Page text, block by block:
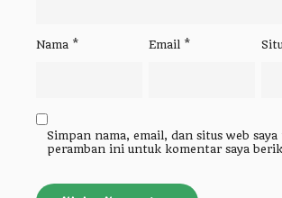
Nama * Email *
Simpan nama, email, dan situs web saya
peramban ini untuk komentar saya